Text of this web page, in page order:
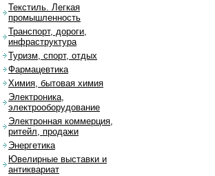
Текстиль. Легкая
промышленность
Транспорт, дороги,
инфраструктура
Туризм, спорт, отдых
Фармацевтика
Химия, бытовая химия
Электроника,
электрооборудование
Электронная коммерция,
ритейл, продажи
Энергетика
Ювелирные выставки и
антиквариат